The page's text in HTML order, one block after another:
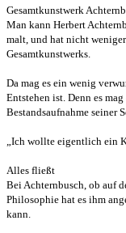
Gesamtkunstwerk
Man kann Herbert
malt, und hat nicht
Gesamtkunstwerks.
Da mag es ein wenig
Entstehen ist. Denn es
Bestandsaufnahme seiner
„Ich wollte eigentlich ein
Alles fließt
Bei Achternbusch, ob auf
Philosophie hat es ihm
kann.